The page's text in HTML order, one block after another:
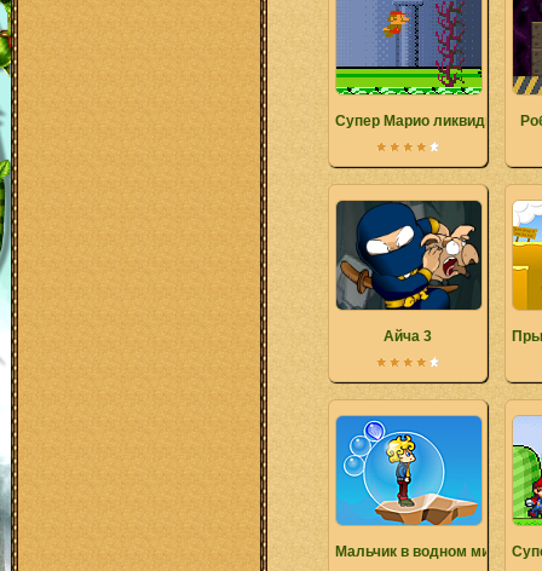
Супер Марио ликвидирует
Айча 3
Мальчик в водном мире